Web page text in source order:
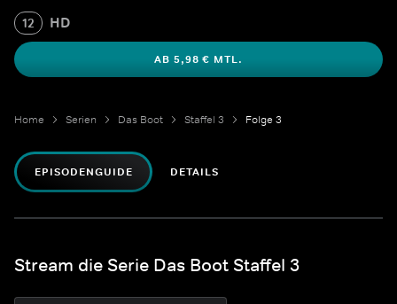
12 HD
AB 5,98 € MTL.
Home Serien Das Boot Staffel 3 Folge 3
EPISODENGUIDE DETAILS
Stream die Serie Das Boot Staffel 3